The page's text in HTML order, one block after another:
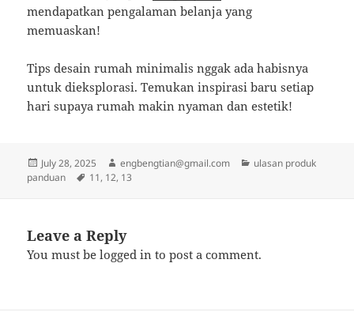
mendapatkan pengalaman belanja yang
memuaskan!
Tips desain rumah minimalis nggak ada habisnya
untuk dieksplorasi. Temukan inspirasi baru setiap
hari supaya rumah makin nyaman dan estetik!
Posted
on
July 28, 2025 Author
engbengtian@gmail.com Categories
ulasan produk
panduan
Tags
11, 12, 13
Leave a Reply
You must belogged in to post a comment.